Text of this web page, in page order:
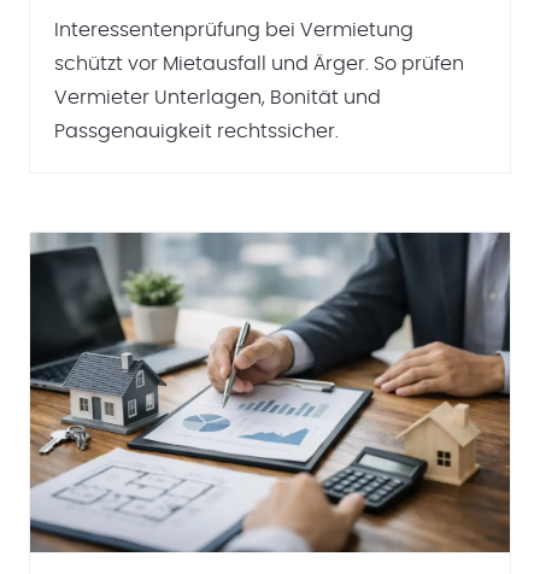
Interessentenprüfung bei Vermietung
schützt vor Mietausfall und Ärger. So prüfen
Vermieter Unterlagen, Bonität und
Passgenauigkeit rechtssicher.